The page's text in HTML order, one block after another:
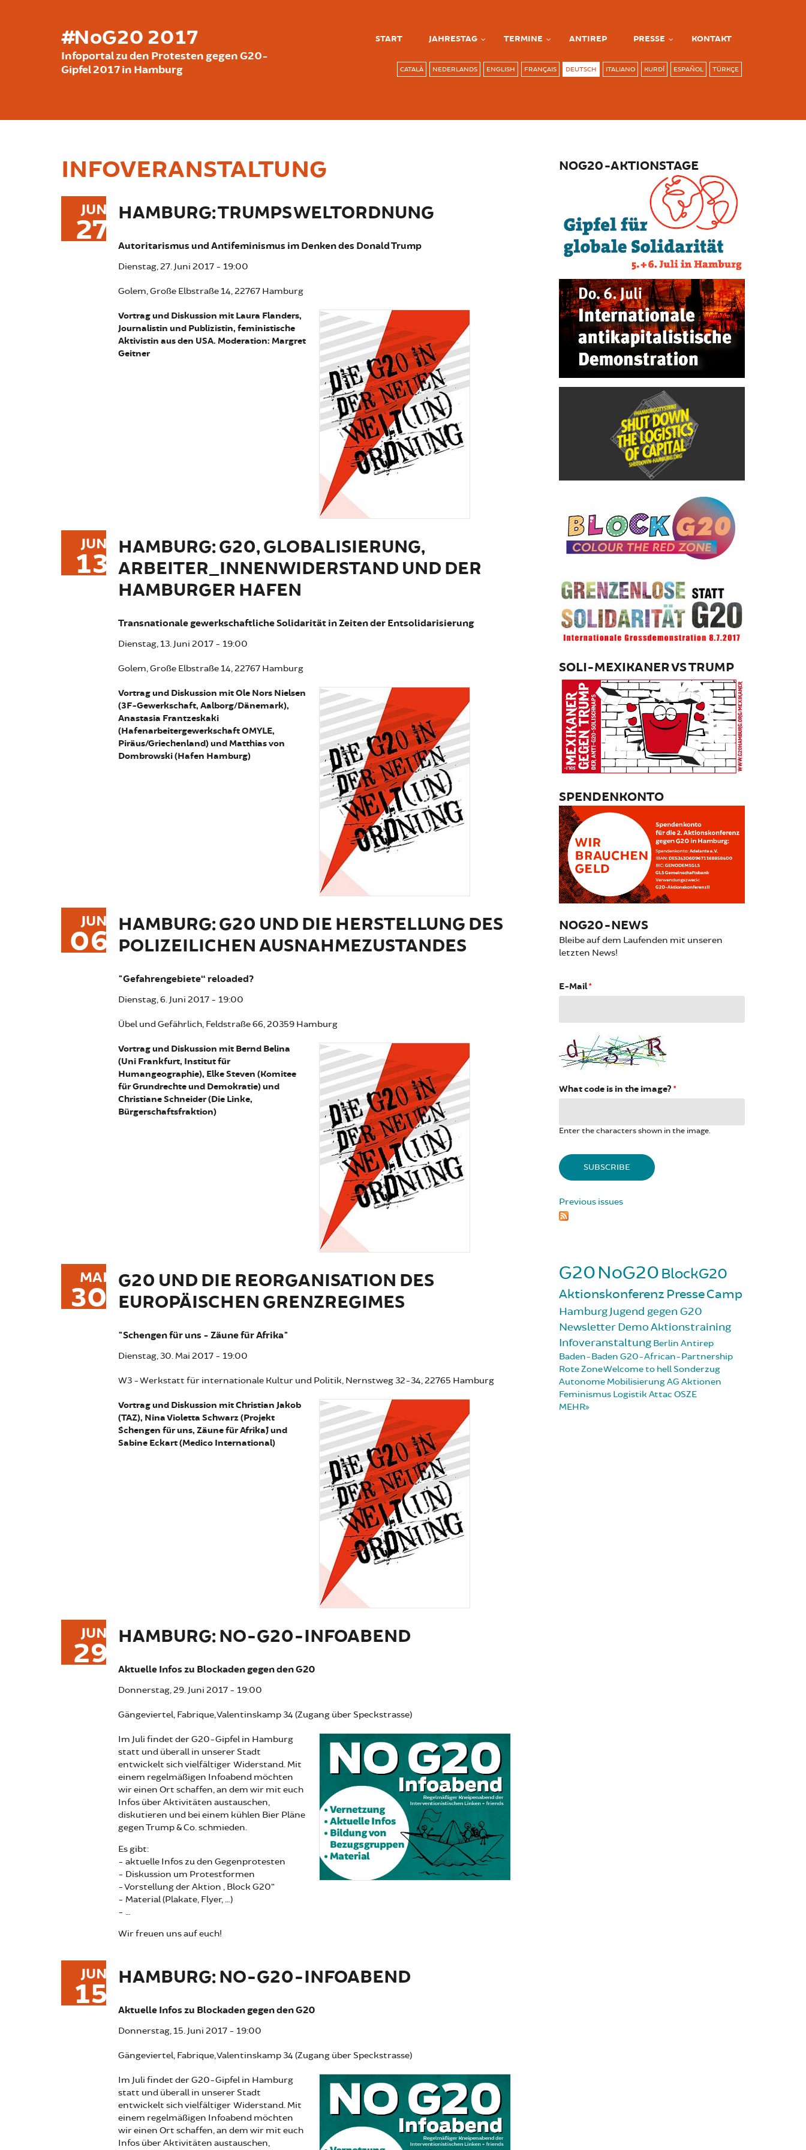
#NoG20 2017
Infoportal zu den Protesten gegen G20-
Gipfel 2017 in Hamburg
START JAHRESTAG TERMINE ANTIREP PRESSE KONTAKT
CATALÀ NEDERLANDS ENGLISH FRANÇAIS DEUTSCH ITALIANO KURDÎ ESPAÑOL TÜRKÇE
INFOVERANSTALTUNG
JUN
27 HAMBURG: TRUMPS WELTORDNUNG
Autoritarismus und Antifeminismus im Denken des Donald Trump
Dienstag, 27. Juni 2017 - 19:00
Golem, Große Elbstraße 14, 22767 Hamburg
Vortrag und Diskussion mit Laura Flanders,
Journalistin und Publizistin, feministische
Aktivistin aus den USA. Moderation: Margret
Geitner
JUN
13 HAMBURG: G20, GLOBALISIERUNG,
ARBEITER_INNENWIDERSTAND UND DER
HAMBURGER HAFEN
Transnationale gewerkschaftliche Solidarität in Zeiten der Entsolidarisierung
Dienstag, 13. Juni 2017 - 19:00
Golem, Große Elbstraße 14, 22767 Hamburg
Vortrag und Diskussion mit Ole Nors Nielsen
(3F-Gewerkschaft, Aalborg/Dänemark),
Anastasia Frantzeskaki
(Hafenarbeitergewerkschaft OMYLE,
Piräus/Griechenland) und Matthias von
Dombrowski (Hafen Hamburg)
JUN
06 HAMBURG: G20 UND DIE HERSTELLUNG DES
POLIZEILICHEN AUSNAHMEZUSTANDES
"Gefahrengebiete“ reloaded?
Dienstag, 6. Juni 2017 - 19:00
Übel und Gefährlich, Feldstraße 66, 20359 Hamburg
Vortrag und Diskussion mit Bernd Belina
(Uni Frankfurt, Institut für
Humangeographie), Elke Steven (Komitee
für Grundrechte und Demokratie) und
Christiane Schneider (Die Linke,
Bürgerschaftsfraktion)
MAI
30 G20 UND DIE REORGANISATION DES
EUROPÄISCHEN GRENZREGIMES
"Schengen für uns - Zäune für Afrika"
Dienstag, 30. Mai 2017 - 19:00
W3 - Werkstatt für internationale Kultur und Politik, Nernstweg 32-34, 22765 Hamburg
Vortrag und Diskussion mit Christian Jakob
(TAZ), Nina Violetta Schwarz (Projekt
´Schengen für uns, Zäune für Afrika`) und
Sabine Eckart (Medico International)
JUN
29 HAMBURG: NO-G20-INFOABEND
Aktuelle Infos zu Blockaden gegen den G20
Donnerstag, 29. Juni 2017 - 19:00
Gängeviertel, Fabrique, Valentinskamp 34 (Zugang über Speckstrasse)
Im Juli findet der G20-Gipfel in Hamburg
statt und überall in unserer Stadt
entwickelt sich vielfältiger Widerstand. Mit
einem regelmäßigen Infoabend möchten
wir einen Ort schaffen, an dem wir mit euch
Infos über Aktivitäten austauschen,
diskutieren und bei einem kühlen Bier Pläne
gegen Trump & Co. schmieden.
Es gibt:
- aktuelle Infos zu den Gegenprotesten
- Diskussion um Protestformen
- Vorstellung der Aktion „Block G20“
- Material (Plakate, Flyer, …)
- …
Wir freuen uns auf euch!
JUN
15 HAMBURG: NO-G20-INFOABEND
Aktuelle Infos zu Blockaden gegen den G20
Donnerstag, 15. Juni 2017 - 19:00
Gängeviertel, Fabrique, Valentinskamp 34 (Zugang über Speckstrasse)
Im Juli findet der G20-Gipfel in Hamburg
statt und überall in unserer Stadt
entwickelt sich vielfältiger Widerstand. Mit
einem regelmäßigen Infoabend möchten
wir einen Ort schaffen, an dem wir mit euch
Infos über Aktivitäten austauschen,
NOG20-AKTIONSTAGE
SOLI-MEXIKANER VS TRUMP
SPENDENKONTO
NOG20-NEWS
Bleibe auf dem Laufenden mit unseren
letzten News!
E-Mail*
What code is in the image? *
Enter the characters shown in the image.
Previous issues
G20NoG20 BlockG20
Aktionskonferenz PresseCamp
HamburgJugend gegen G20
NewsletterDemoAktionstraining
Infoveranstaltung Berlin Antirep
Baden-Baden G20-African-Partnership
Rote ZoneWelcome to hellSonderzug
Autonome MobilisierungAG Aktionen
Feminismus Logistik Attac OSZE
MEHR